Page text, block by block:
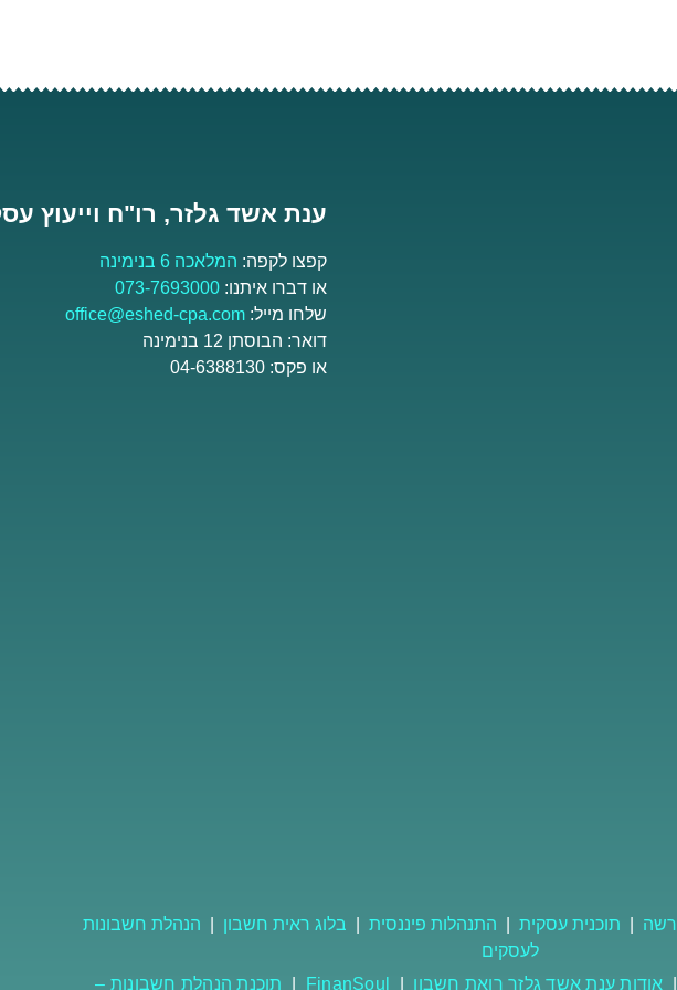
ענת אשד גלזר, רו"ח וייעוץ
קפצו לקפה: המלאכה 6 בנימינה
או דברו איתנו: 073-7693000
שלחו מייל: office@eshed-cpa.com
דואר: הבוסתן 12 בנימינה
או פקס: 04-6388130
תוכנית עסקית התנהלות פיננסית בלוג ראית חשבון
הנהלת חשבונות
לעסקים
אודות ענת אשד גלזר רואת חשבון FinanSoul תוכנת הנהלת חשבונות –